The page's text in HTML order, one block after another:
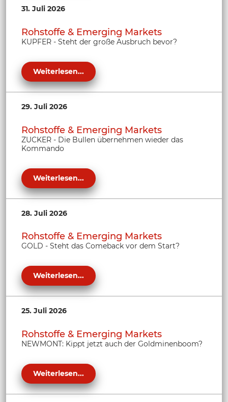
31. Juli 2026
Rohstoffe & Emerging Markets
KUPFER - Steht der große Ausbruch bevor?
Weiterlesen...
29. Juli 2026
Rohstoffe & Emerging Markets
ZUCKER - Die Bullen übernehmen wieder das
Kommando
Weiterlesen...
28. Juli 2026
Rohstoffe & Emerging Markets
GOLD - Steht das Comeback vor dem Start?
Weiterlesen...
25. Juli 2026
Rohstoffe & Emerging Markets
NEWMONT: Kippt jetzt auch der Goldminenboom?
Weiterlesen...